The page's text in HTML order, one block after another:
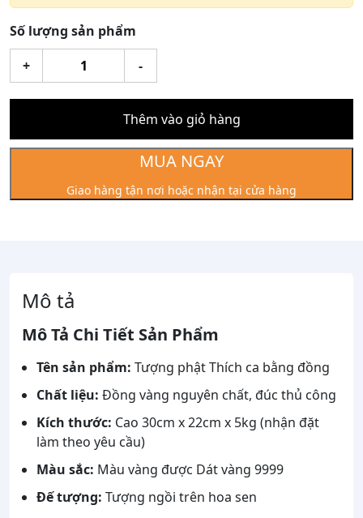
Số lượng sản phẩm
-
Tượng
Thích
Ca
30cm
9999
+
Thêm vào giỏ hàng
MUA NGAY
Giao hàng tận nơi hoặc nhận tại cửa hàng
Mô tả
Mô Tả Chi Tiết Sản Phẩm
Tên sản phẩm: Tượng phật Thích ca bằng đồng
Chất liệu: Đồng vàng nguyên chất, đúc thủ công
Kích thước: Cao 30cm x 22cm x 5kg (nhận đặt
làm theo yêu cầu)
Màu sắc: Màu vàng được Dát vàng 9999
Đế tượng: Tượng ngồi trên hoa sen